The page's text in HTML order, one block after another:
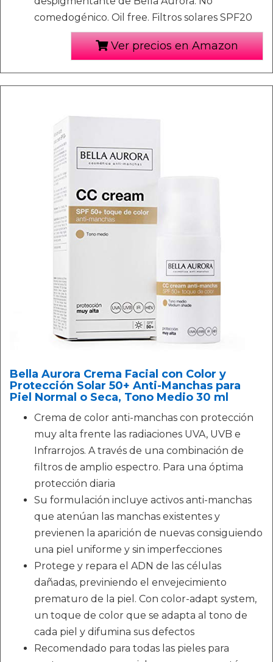
comedogénico. Oil free. Filtros solares SPF20
Ver precios en Amazon
Bella Aurora Crema Facial con Color y
Protección Solar 50+ Anti-Manchas para
Piel Normal o Seca, Tono Medio 30 ml
Crema de color anti-manchas con protección
muy alta frente las radiaciones UVA, UVB e
Infrarrojos. A través de una combinación de
filtros de amplio espectro. Para una óptima
protección diaria
Su formulación incluye activos anti-manchas
que atenúan las manchas existentes y
previenen la aparición de nuevas consiguiendo
una piel uniforme y sin imperfecciones
Protege y repara el ADN de las células
dañadas, previniendo el envejecimiento
prematuro de la piel. Con color-adapt system,
un toque de color que se adapta al tono de
cada piel y difumina sus defectos
Recomendado para todas las pieles para